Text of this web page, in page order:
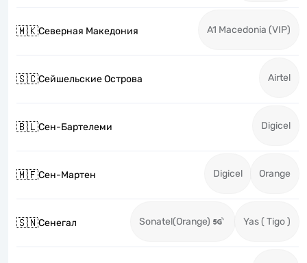
🇲🇰Северная Македония A1 Macedonia (VIP)
🇸🇨Сейшельские Острова Airtel
🇧🇱Сен-Бартелеми Digicel
🇲🇫Сен-Мартен Digicel Orange
🇸🇳Сенегал Sonatel(Orange) Yas ( Tigo )